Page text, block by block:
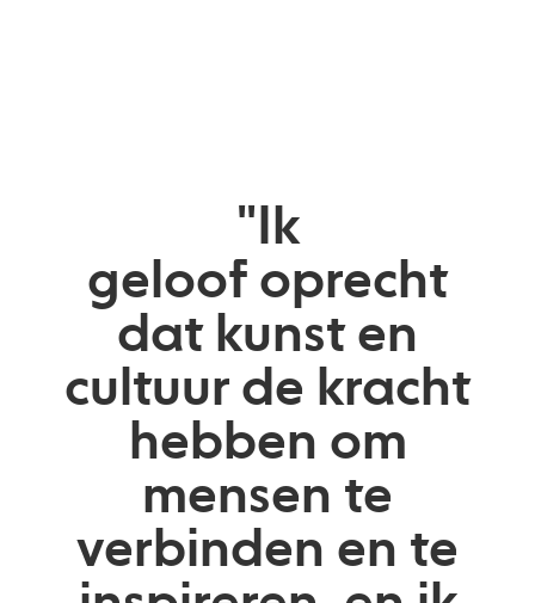
"Ik
geloof oprecht
dat kunst en
cultuur de kracht
hebben om
mensen te
verbinden en te